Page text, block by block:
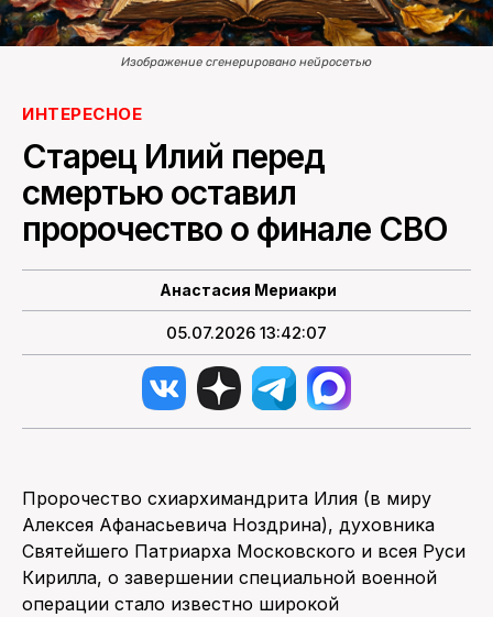
Изображение сгенерировано нейросетью
ИНТЕРЕСНОЕ
Старец Илий перед
смертью оставил
пророчество о финале СВО
Анастасия Мериакри
05.07.2026 13:42:07
Пророчество схиархимандрита Илия (в миру
Алексея Афанасьевича Ноздрина), духовника
Святейшего Патриарха Московского и всея Руси
Кирилла, о завершении специальной военной
операции стало известно широкой